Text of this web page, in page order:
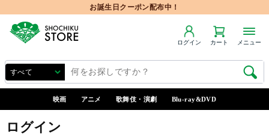
お誕生日クーポン配布中！
ログイン カート メニュー
映画 アニメ 歌舞伎・演劇 Blu-ray&DVD
ログイン